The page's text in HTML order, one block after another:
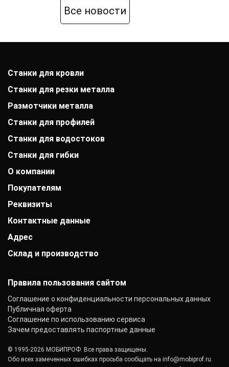
Все новости
Станки для кровли
Станки для резки металла
Размотчики металла
Станки для профилей
Станки для водостоков
Станки для гибки
О компании
История компании
Выставки
Заказчики
Вакансии
Контакты
Покупателям
Оплата
Гарантии
Акции
Статьи
Реквизиты
АО «Райффайзенбанк»
Р/с: 40702810000000001118
К/с: 30101810200000000700
ОКПО: 40276717
Контактные данные
+7 (800) 333-41-10
График работы:
Адрес
г. Орел, Керамический переулок, 7Е
Склад и производство
Правила пользования сайтом
Соглашение о конфиденциальности персональных данных
Публичная оферта
Соглашение по использованию сервиса
Зачем предоставлять паспортные данные
© 1995-2026 МОБИПРОФ. Все права защищены.
Обо всех замеченных ошибках просьба сообщать на info@mobiprof.ru.